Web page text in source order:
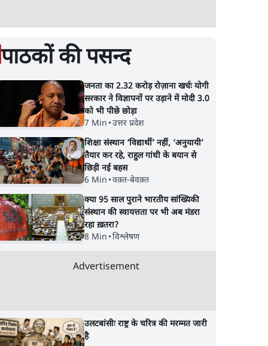
पाठकों की पसन्द
जनता का 2.32 करोड़ रोज़ाना खर्चः योगी
सरकार ने विज्ञापनों पर उड़ाने में मोदी 3.0
को भी पीछे छोड़ा
7 Min •उत्तर प्रदेश
शिक्षा संस्थान ‘विद्यार्थी’ नहीं, ‘अनुयायी’
तैयार कर रहे, राहुल गांधी के बयान से
छिड़ी नई बहस
6 Min •वक़्त-बेवक़्त
क्या 95 साल पुराने भारतीय सांख्यिकी
संस्थान की स्वायत्तता पर भी अब मंडरा
रहा ख़तरा?
8 Min •विश्लेषण
Advertisement
उलटबांसीः राष्ट्र के चरित्र की मरम्मत जारी
है